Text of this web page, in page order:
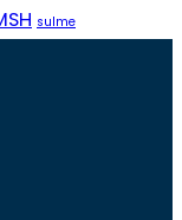
sulme